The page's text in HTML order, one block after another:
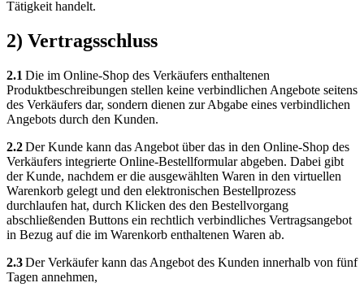
Tätigkeit handelt.
2) Vertragsschluss
2.1 Die im Online-Shop des Verkäufers enthaltenen
Produktbeschreibungen stellen keine verbindlichen Angebote seitens
des Verkäufers dar, sondern dienen zur Abgabe eines verbindlichen
Angebots durch den Kunden.
2.2Der Kunde kann das Angebot über das in den Online-Shop des
Verkäufers integrierte Online-Bestellformular abgeben. Dabei gibt
der Kunde, nachdem er die ausgewählten Waren in den virtuellen
Warenkorb gelegt und den elektronischen Bestellprozess
durchlaufen hat, durch Klicken des den Bestellvorgang
abschließenden Buttons ein rechtlich verbindliches Vertragsangebot
in Bezug auf die im Warenkorb enthaltenen Waren ab.
2.3Der Verkäufer kann das Angebot des Kunden innerhalb von fünf
Tagen annehmen,